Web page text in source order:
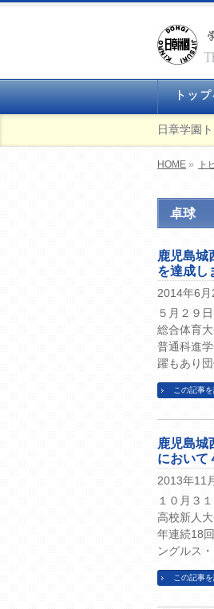
日章学園
HOME » ト
卓球
鹿児島城
を達成し
2014年6月
５月２９
総合体育
普通科進
躍もあり
この記事
鹿児島城
において
2013年11
１０月３
高校新人
年連続18
ングルス
この記事